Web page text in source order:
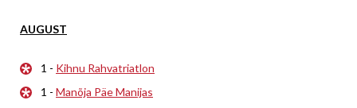
AUGUST
1 - Kihnu Rahvatriatlon
1 - Manõja Päe Manijas